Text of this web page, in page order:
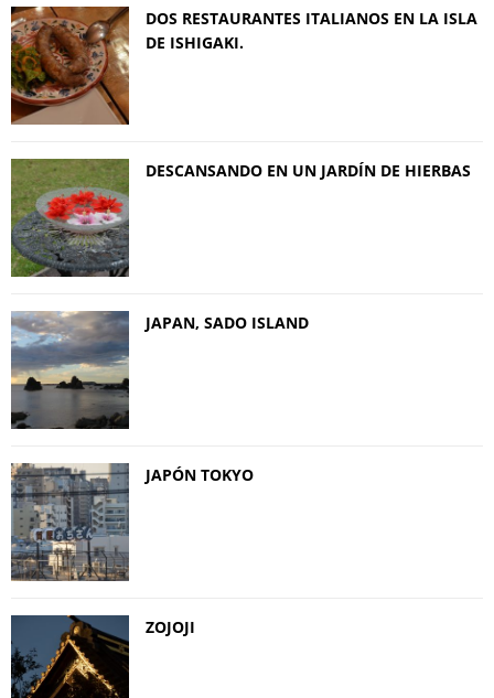
DOS RESTAURANTES ITALIANOS EN LA ISLA
DE ISHIGAKI.
DESCANSANDO EN UN JARDÍN DE HIERBAS
JAPAN, SADO ISLAND
JAPÓN TOKYO
ZOJOJI